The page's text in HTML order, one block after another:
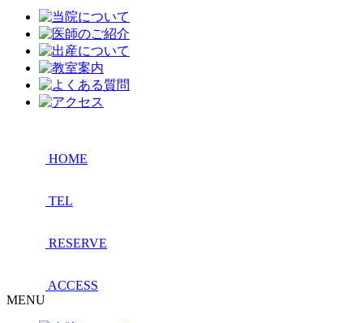
HOME
TEL
RESERVE
ACCESS
MENU